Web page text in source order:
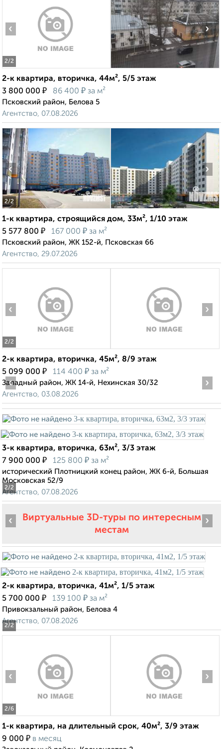
2/2
‹ ›
2-к квартира, вторичка, 44м², 5/5 этаж
3 800 000 ₽ 86 400 ₽ за м²
Псковский район, Белова 5
Агентство, 07.08.2026
2/2
‹ ›
1-к квартира, строящийся дом, 33м², 1/10 этаж
5 577 800 ₽ 167 000 ₽ за м²
Псковский район, ЖК 152-й, Псковская 66
Агентство, 29.07.2026
2/2
‹ ›
2-к квартира, вторичка, 45м², 8/9 этаж
5 099 000 ₽ 114 400 ₽ за м²
Западный район, ЖК 14-й, Нехинская 30/32
Агентство, 03.08.2026
2/2
‹ ›
3-к квартира, вторичка, 63м², 3/3 этаж
7 900 000 ₽ 125 800 ₽ за м²
исторический Плотницкий конец район, ЖК 6-й, Большая
Московская 52/9
Агентство, 07.08.2026
Виртуальные 3D-туры по интересным
местам
2/2
‹ ›
2-к квартира, вторичка, 41м², 1/5 этаж
5 700 000 ₽ 139 100 ₽ за м²
Привокзальный район, Белова 4
Агентство, 07.08.2026
2/6
‹ ›
1-к квартира, на длительный срок, 40м², 3/9 этаж
9 000 ₽ в месяц